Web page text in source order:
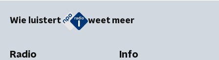
Wie luistert weet meer
Radio Info